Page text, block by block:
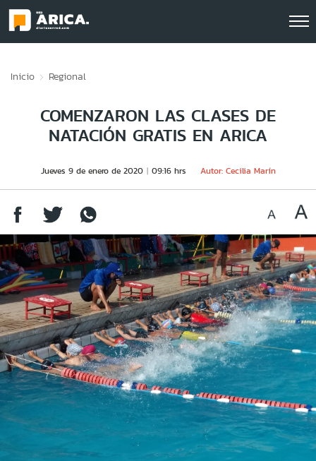
Inicio Regional
COMENZARON LAS CLASES DE
NATACIÓN GRATIS EN ARICA
Jueves 9 de enero de 2020 09:16 hrs Autor: Cecilia Marín